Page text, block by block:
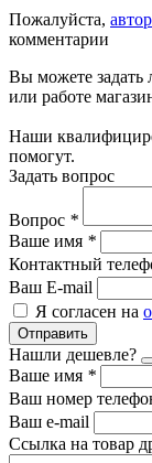
Пожалуйста,
комментарии
Вы можете задать
или работе
Наши
помогут.
Задать вопрос
Вопрос *
Ваше имя *
Контактный
Ваш E-mail
Я согласен на
Отправить
Нашли дешевле?
Ваше имя *
Ваш номер
Ваш e-mail
Ссылка на товар